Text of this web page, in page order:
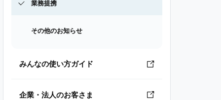
業務提携
その他のお知らせ
みんなの使い方ガイド
企業・法人のお客さま